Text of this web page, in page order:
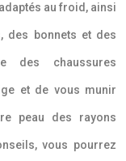
au froid, ainsi
des bonnets et des
des chaussures
et de vous munir
peau des rayons
vous pourrez